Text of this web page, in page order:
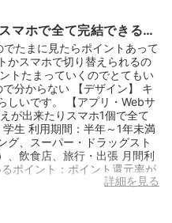
マホで全て完結できるの
たまに見たらポイントあって
かスマホで切り替えられるの
トたまっていくのでとてもい
分からない 【デザイン】 キ
しいです。 【アプリ・Webサ
が出来たりスマホ1個で全て
生 利用期間：半年～1年未満
グ、スーパー・ドラッグスト
、飲食店、旅行・出張 月間利
ポイント：ポイント還元率が
詳細を見る